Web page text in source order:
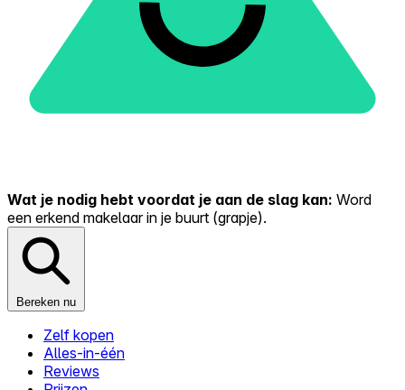
Wat je nodig hebt voordat je aan de slag kan: Word
een erkend makelaar in je buurt (grapje).
Bereken nu
Zelf kopen
Alles-in-één
Reviews